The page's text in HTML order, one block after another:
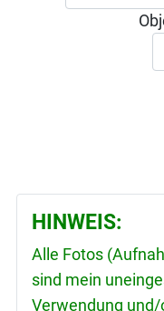
HINWEIS:
Alle Fotos
sind mein
Verwendung